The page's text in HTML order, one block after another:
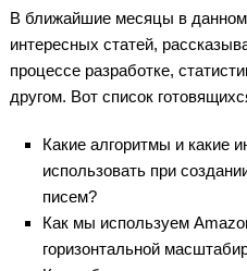
В ближайшие месяцы в данном
интересных статей,
процессе разработке,
другом. Вот список
Какие алгоритмы и какие
использовать при
писем?
Как мы используем
горизонтальной